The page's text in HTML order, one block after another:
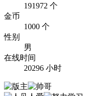
191972 个
金币
1000 个
性别
男
在线时间
20296 小时